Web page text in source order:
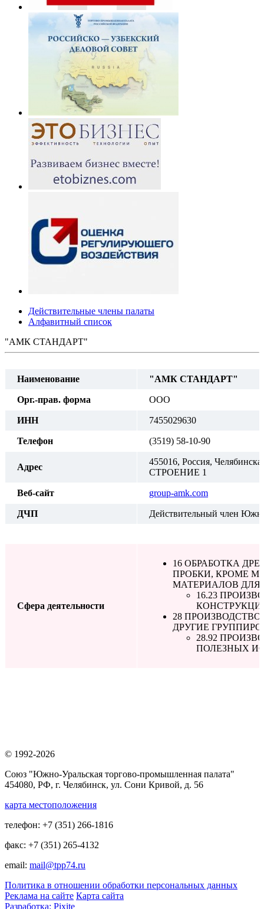
Действительные члены палаты
Алфавитный список
"АМК СТАНДАРТ"
Наименование "АМК СТАНДАРТ"
Орг.-прав. форма ООО
ИНН 7455029630
Телефон (3519) 58-10-90
Адрес
455016, Россия,
СТРОЕНИЕ 1
Веб-сайт group-amk.com
ДЧП Действительный член
Сфера деятельности
16 ОБРАБОТКА
ПРОБКИ, КРОМЕ
МАТЕРИАЛОВ ДЛЯ
16.23
28
ДРУГИЕ
28.92
ПОЛЕЗНЫХ
© 1992-2026
Союз "Южно-Уральская торгово-промышленная палата"
454080, РФ, г. Челябинск, ул. Сони Кривой, д. 56
карта местоположения
телефон: +7 (351) 266-1816
факс: +7 (351) 265-4132
email: mail@tpp74.ru
Политика в отношении обработки персональных данных
Реклама на сайте Карта сайта
Разработка: Pixite